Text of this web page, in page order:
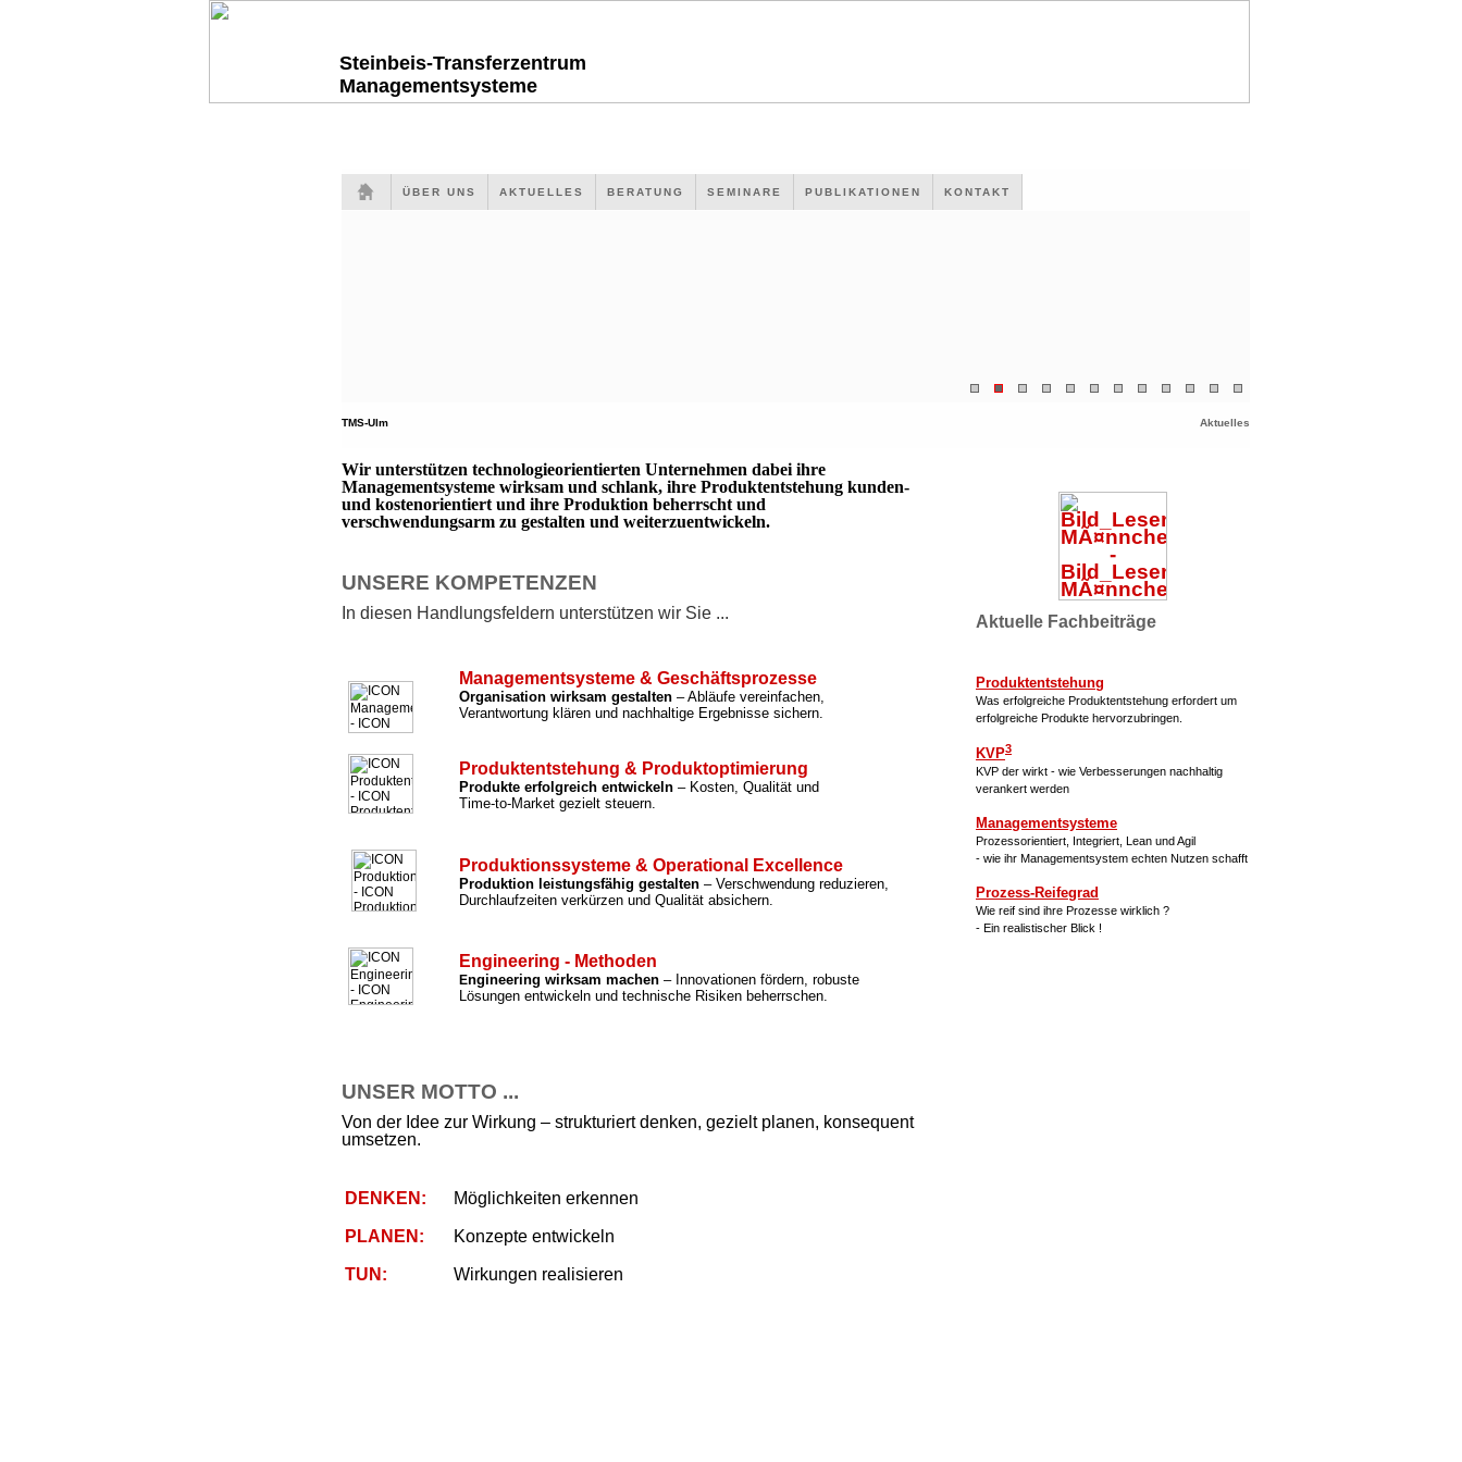
Steinbeis-Transferzentrum
Managementsysteme
ÜBER UNS AKTUELLES BERATUNG SEMINARE PUBLIKATIONEN KONTAKT
TMS-Ulm Aktuelles
Wir unterstützen technologieorientierten Unternehmen dabei ihre
Managementsysteme wirksam und schlank, ihre Produktentstehung kunden-
und kostenorientiert und ihre Produktion beherrscht und
verschwendungsarm zu gestalten und weiterzuentwickeln.
UNSERE KOMPETENZEN
In diesen Handlungsfeldern unterstützen wir Sie ...
Managementsysteme & Geschäftsprozesse
Organisation wirksam gestalten – Abläufe vereinfachen,
Verantwortung klären und nachhaltige Ergebnisse sichern.
Produktentstehung & Produktoptimierung
Produkte erfolgreich entwickeln – Kosten, Qualität und
Time-to-Market gezielt steuern.
Produktionssysteme & Operational Excellence
Produktion leistungsfähig gestalten – Verschwendung reduzieren,
Durchlaufzeiten verkürzen und Qualität absichern.
Engineering - Methoden
Engineering wirksam machen – Innovationen fördern, robuste
Lösungen entwickeln und technische Risiken beherrschen.
UNSER MOTTO ...
Von der Idee zur Wirkung – strukturiert denken, gezielt planen, konsequent
umsetzen.
DENKEN: Möglichkeiten erkennen
PLANEN: Konzepte entwickeln
TUN: Wirkungen realisieren
Aktuelle Fachbeiträge
Produktentstehung
Was erfolgreiche Produktentstehung erfordert um
erfolgreiche Produkte hervorzubringen.
KVP3
KVP der wirkt - wie Verbesserungen nachhaltig
verankert werden
Managementsysteme
Prozessorientiert, Integriert, Lean und Agil
- wie ihr Managementsystem echten Nutzen schafft
Prozess-Reifegrad
Wie reif sind ihre Prozesse wirklich ?
- Ein realistischer Blick !